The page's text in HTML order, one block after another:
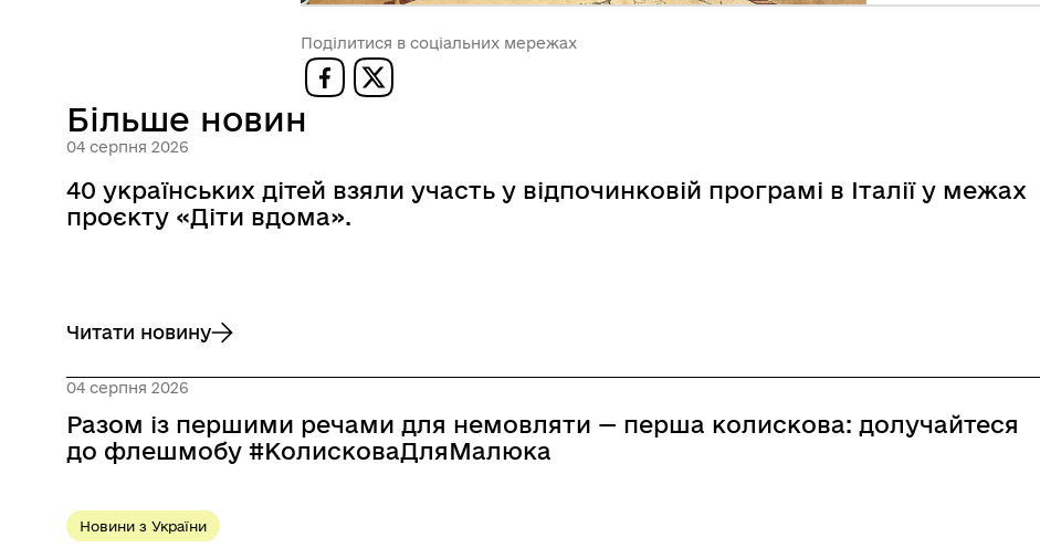
Поділитися в соціальних мережах
Більше новин
04 серпня 2026
40 українських дітей взяли участь у відпочинковій програмі в Італії у межах
проєкту «Діти вдома».
Читати новину
до 40 українських дітей взяли участь у відпочинковій програмі в Італії у межах проєкту «Діти
04 серпня 2026
Разом із першими речами для немовляти — перша колискова: долучайтеся
до флешмобу #КолисковаДляМалюка
Новини з України